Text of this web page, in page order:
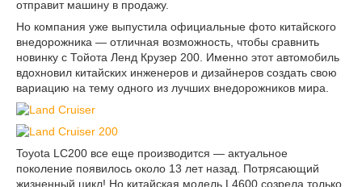
отправит машину в продажу.
Но компания уже выпустила официальные фото китайского
внедорожника — отличная возможность, чтобы сравнить
новинку с Тойота Ленд Крузер 200. Именно этот автомобиль
вдохновил китайских инженеров и дизайнеров создать свою
вариацию на тему одного из лучших внедорожников мира.
Toyota LC200 все еще производится — актуальное
поколение появилось около 13 лет назад. Потрясающий
жизненный цикл! Но китайская модель L4600 созрела только